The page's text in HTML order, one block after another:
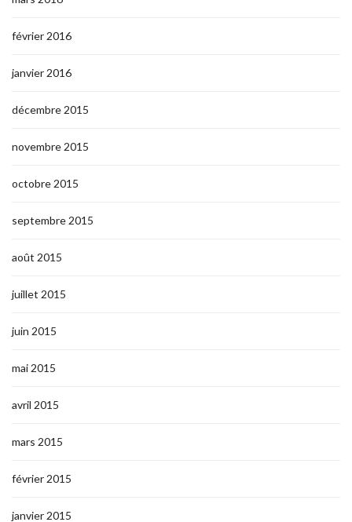
février 2016
janvier 2016
décembre 2015
novembre 2015
octobre 2015
septembre 2015
août 2015
juillet 2015
juin 2015
mai 2015
avril 2015
mars 2015
février 2015
janvier 2015